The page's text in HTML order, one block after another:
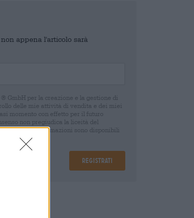
appena l'articolo sarà
GmbH per la creazione e la gestione di
delle mie attività di vendita e dei miei
momento con effetto per il futuro
non pregiudica la liceità del
Ulteriori informazioni sono disponibili
Registrati